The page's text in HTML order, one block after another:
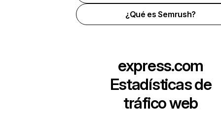
¿Qué es Semrush?
express.com
Estadísticas de
tráfico web